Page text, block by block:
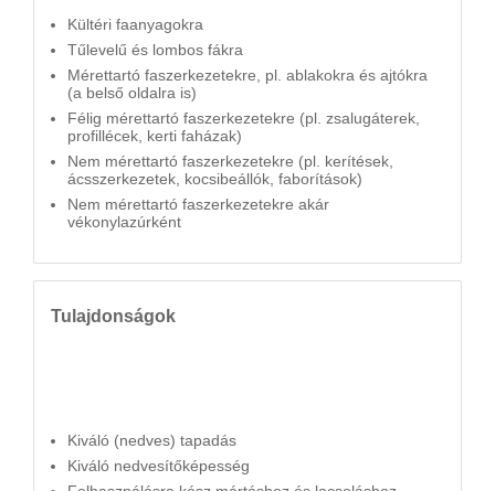
Kültéri faanyagokra
Tűlevelű és lombos fákra
Mérettartó faszerkezetekre, pl. ablakokra és ajtókra
(a belső oldalra is)
Félig mérettartó faszerkezetekre (pl. zsalugáterek,
profillécek, kerti faházak)
Nem mérettartó faszerkezetekre (pl. kerítések,
ácsszerkezetek, kocsibeállók, faborítások)
Nem mérettartó faszerkezetekre akár
vékonylazúrként
Tulajdonságok
Kiváló (nedves) tapadás
Kiváló nedvesítőképesség